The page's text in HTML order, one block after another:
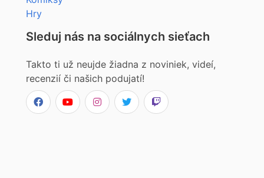
Hry
Sleduj nás na sociálnych sieťach
Takto ti už neujde žiadna z noviniek, videí,
recenzií či našich podujatí!